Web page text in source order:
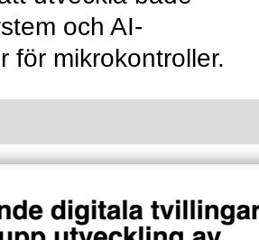
och AI-
för mikrokontroller.